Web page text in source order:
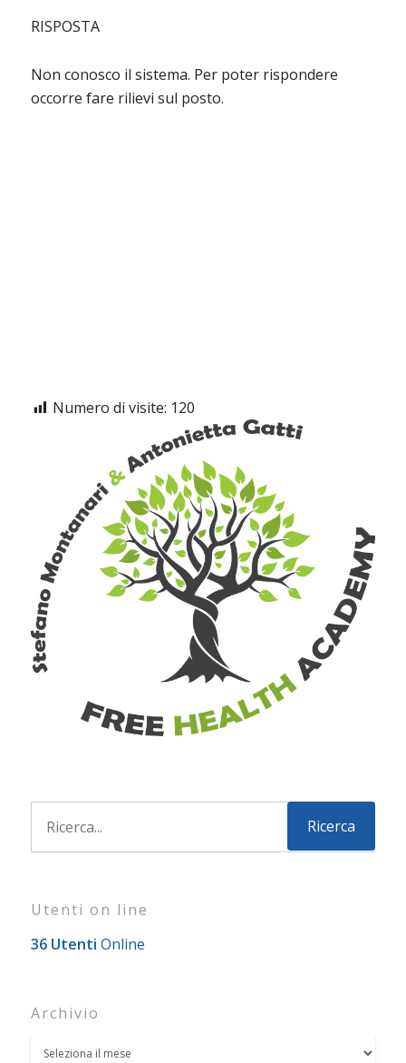
RISPOSTA
Non conosco il sistema. Per poter rispondere
occorre fare rilievi sul posto.
Numero di visite: 120
Utenti on line
36 Utenti Online
Archivio